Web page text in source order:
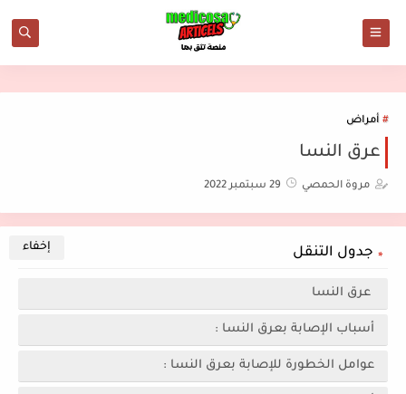
أمراض
عرق النسا
مروة الحمصي 29 سبتمبر 2022
جدول التنقل
عرق النسا
أسباب الإصابة بعرق النسا :
عوامل الخطورة للإصابة بعرق النسا :